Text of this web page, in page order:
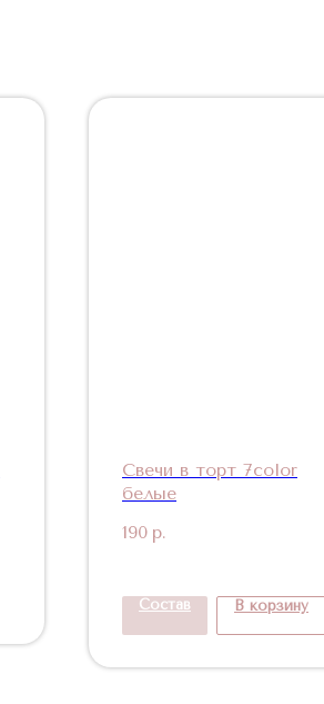
Свечи в торт 7color
белые
190 р.
Состав В корзину